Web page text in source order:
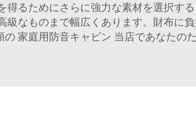
るためにさらに強力な素材を選択す
なものまで幅広くあります。財布に
の 家庭用防音キャビン 当店であなたの